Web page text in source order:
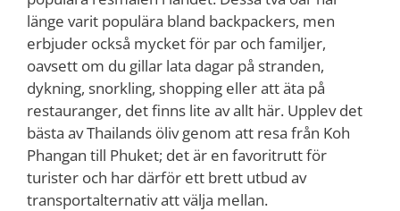
länge varit populära bland backpackers, men
erbjuder också mycket för par och familjer,
oavsett om du gillar lata dagar på stranden,
dykning, snorkling, shopping eller att äta på
restauranger, det finns lite av allt här. Upplev det
bästa av Thailands öliv genom att resa från Koh
Phangan till Phuket; det är en favoritrutt för
turister och har därför ett brett utbud av
transportalternativ att välja mellan.